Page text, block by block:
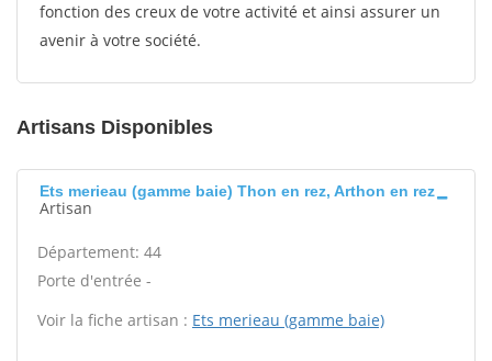
fonction des creux de votre activité et ainsi assurer un
avenir à votre société.
Artisans Disponibles
Ets merieau (gamme baie) Thon en rez, Arthon en rez
Artisan
Département: 44
Porte d'entrée -
Voir la fiche artisan : Ets merieau (gamme baie)